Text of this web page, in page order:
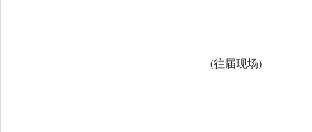
(往届现场)